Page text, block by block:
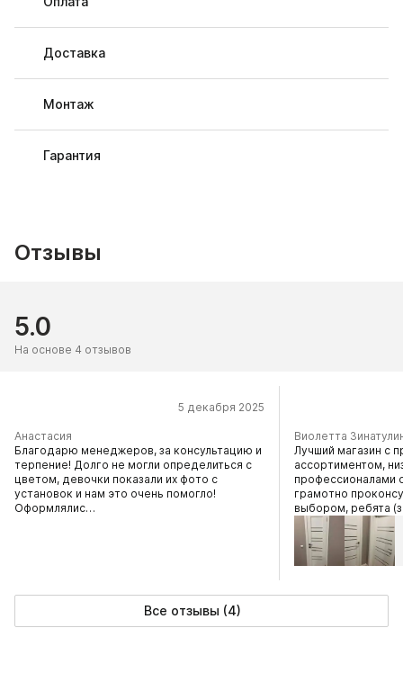
Доставка
Монтаж
Гарантия
Отзывы
5.0
На основе 4 отзывов
5 декабря 2025
Анастасия
Благодарю менеджеров, за консультацию и
терпение! Долго не могли определиться с
цветом, девочки показали их фото с
установок и нам это очень помогло!
Оформлялис…
Виолетта
Лучший магазин с
ассортиментом,
профессионалами
грамотно
выбором, ребята
Все отзывы (4)